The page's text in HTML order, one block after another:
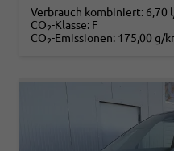
Verbrauch kombiniert: 6,70
CO2-Klasse: F
CO2-Emissionen: 175,00 g/